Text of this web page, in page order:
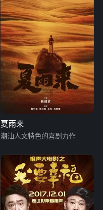
夏雨来
潮汕人文特色的喜剧力作